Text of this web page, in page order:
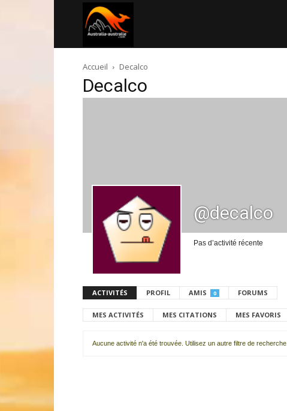
australie.com
Accueil Decalco
Decalco
@decalco
Pas d’activité récente
ACTIVITÉS PROFIL AMIS 0 FORUMS
MES ACTIVITÉS MES CITATIONS MES FAVORIS
Aucune activité n'a été trouvée. Utilisez un autre filtre de recherche.